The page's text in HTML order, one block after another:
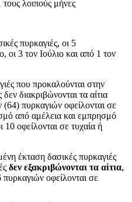
λοιπούς μήνες
πυρκαγιές, οι 5
3 τον Ιούλιο και από 1 τον
που προκαλούνται στην
διακριβώνονται τα αίτια
πυρκαγιών οφείλονται σε
από αμέλεια και εμπρησμό
οφείλονται σε τυχαία ή
έκταση δασικές πυρκαγιές
δεν εξακριβώνονται τα αίτια,
οφείλονται σε